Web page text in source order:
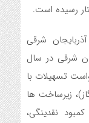
شرقی
شرقی در سال
تسهیلات با
زیرساخت ها
نقدینگی،